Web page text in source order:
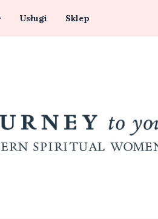
Usługi Sklep